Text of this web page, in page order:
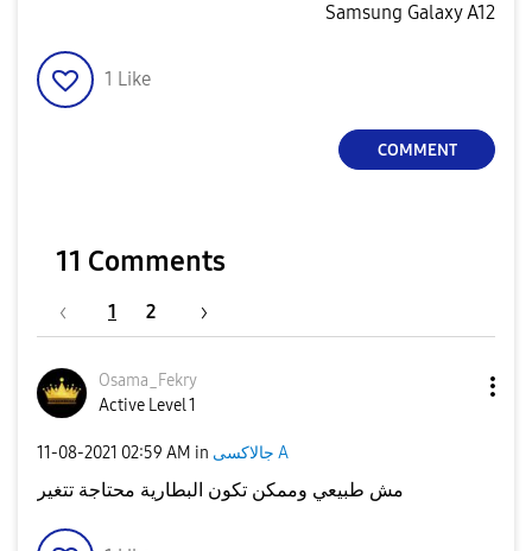
Samsung Galaxy A12
1 Like
COMMENT
11 Comments
1 2
Osama_Fekry
Active Level 1
‎11-08-2021 02:59 AM in جالاكسى A
مش طبيعي وممكن تكون البطارية محتاجة تتغير